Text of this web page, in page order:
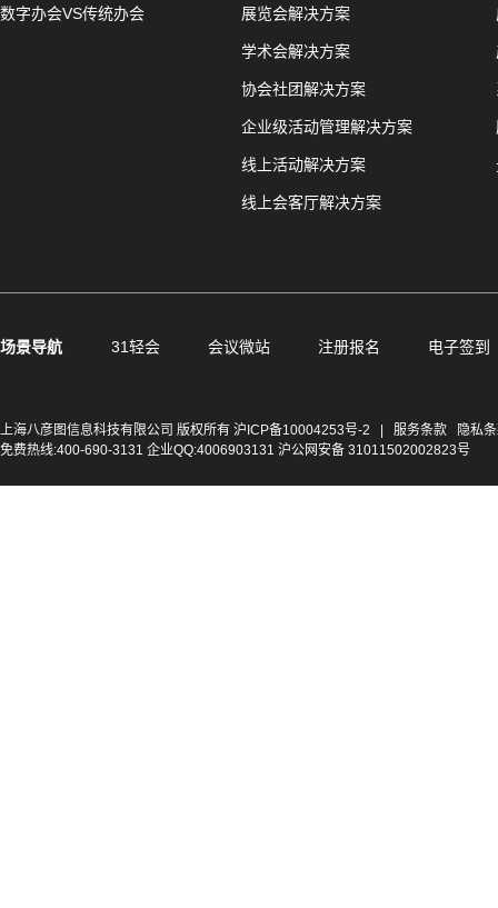
数字办会VS传统办会 展览会解决方案
学术会解决方案
协会社团解决方案
企业级活动管理解决方案
线上活动解决方案
线上会客厅解决方案
场景导航 31轻会 会议微站 注册报名 电子签到
上海八彦图信息科技有限公司 版权所有 沪ICP备10004253号-2 服务条款
隐私
免费热线:400-690-3131 企业QQ:4006903131 沪公网安备 31011502002823号